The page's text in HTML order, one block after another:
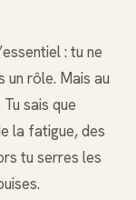
: tu ne
un rôle. Mais au
sais que
la fatigue, des
tu serres les